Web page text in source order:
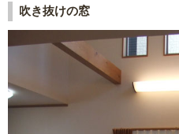
吹き抜けの窓